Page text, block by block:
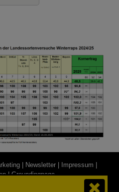
| Newsletter | Impressum |
| Groundingpage